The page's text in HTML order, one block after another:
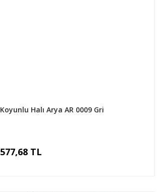
Koyunlu Halı Arya AR 0009 Gri
577,68 TL